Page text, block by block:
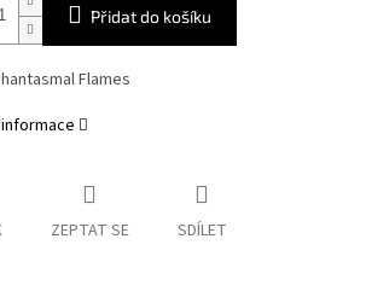
Přidat do košíku
Flames
ZEPTAT SE SDÍLET